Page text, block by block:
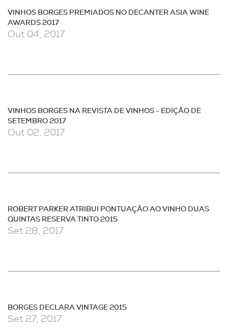
VINHOS BORGES PREMIADOS NO DECANTER ASIA WINE
AWARDS 2017
Out 04, 2017
VINHOS BORGES NA REVISTA DE VINHOS - EDIÇÃO DE
SETEMBRO 2017
Out 02, 2017
ROBERT PARKER ATRIBUI PONTUAÇÃO AO VINHO DUAS
QUINTAS RESERVA TINTO 2015
Set 28, 2017
BORGES DECLARA VINTAGE 2015
Set 27, 2017